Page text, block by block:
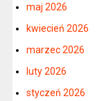
maj 2026
kwiecień 2026
marzec 2026
luty 2026
styczeń 2026